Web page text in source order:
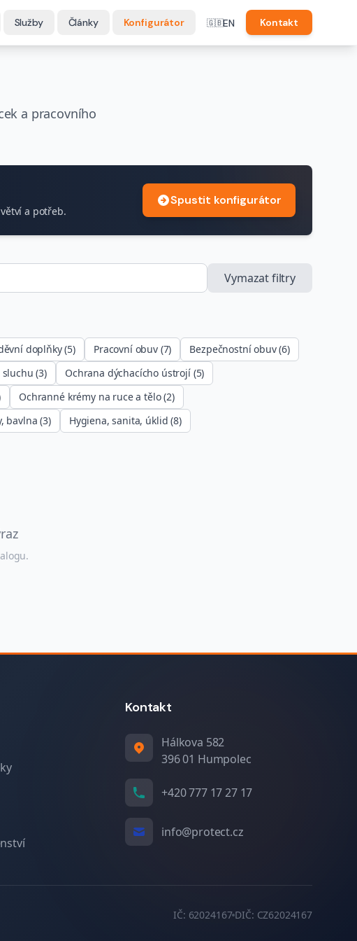
Služby Články Konfigurátor 🇬🇧EN Kontakt
a pracovního
a potřeb.
Spustit konfigurátor
Vymazat filtry
doplňky(5) Pracovní obuv(7) Bezpečnostní obuv(6)
sluchu (3) Ochrana dýchacícho ústrojí(5)
Ochranné krémy na ruce a tělo(2)
bavlna (3) Hygiena, sanita, úklid (8)
Kontakt
Hálkova 582
396 01 Humpolec
+420 777 17 27 17
info@protect.cz
IČ: 62024167 DIČ: CZ62024167